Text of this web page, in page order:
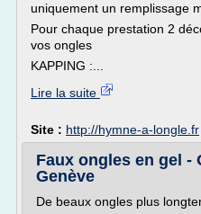
uniquement un remplissage
Pour chaque prestation 2
vos ongles
KAPPING :...
Lire la suite
Site : http://hymne-a-longle.fr
Faux ongles en gel -
Genève
De beaux ongles plus